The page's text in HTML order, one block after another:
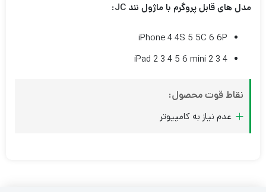
مدل های قابل پروگرم با ماژول نند JC:
iPhone 4 4S 5 5C 6 6P
iPad 2 3 4 5 6 mini 2 3 4
نقاط قوت محصول:
عدم نیاز به کامپیوتر